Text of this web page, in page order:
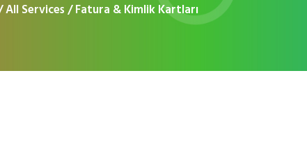
All Services Fatura & Kimlik Kartları